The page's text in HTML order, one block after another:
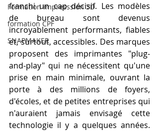
Formation impresssion 3D
formation CPF
SNAPMAKER
franchi un cap décisif. Les modèles
de bureau sont devenus
incroyablement performants, fiables
et, surtout, accessibles. Des marques
proposent des imprimantes "plug-
and-play" qui ne nécessitent qu'une
prise en main minimale, ouvrant la
porte à des millions de foyers,
d'écoles, et de petites entreprises qui
n'auraient jamais envisagé cette
technologie il y a quelques années.